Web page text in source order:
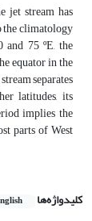
jet stream has
the climatology
75 ºE, the
equator in the
separates
latitudes, its
implies the
parts of West
کلیدواژه‌ها